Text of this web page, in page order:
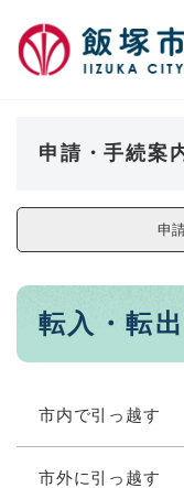
申請・手続案
申
本
転入・転
市内で引っ越す
市外に引っ越す